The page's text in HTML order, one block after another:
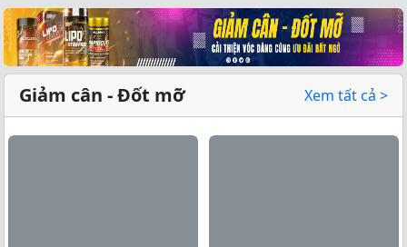
Xem tất cả →
Giảm cân - Đốt mỡ Xem tất cả >